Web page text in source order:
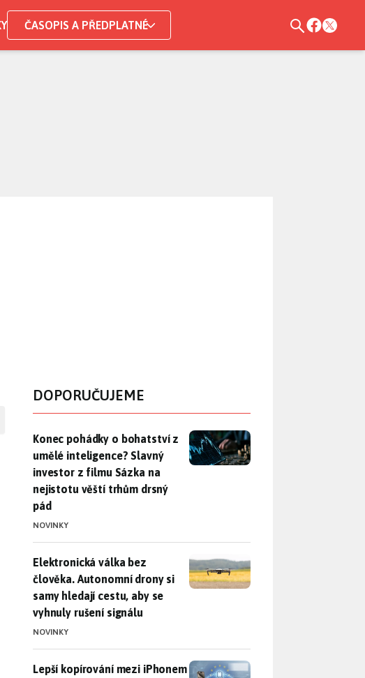
ČASOPIS A PŘEDPLATNÉ
DOPORUČUJEME
Konec pohádky o bohatství z umělé inteligence? Slavný investor
Konec pohádky o bohatství z
umělé inteligence? Slavný
investor z filmu Sázka na
nejistotu věští trhům drsný
pád
NOVINKY
Elektronická válka bez člověka. Autonomní drony si samy hledají
Elektronická válka bez
člověka. Autonomní drony si
samy hledají cestu, aby se
vyhnuly rušení signálu
NOVINKY
Lepší kopírování mezi iPhonem a Windows se blíží. Microsoft
Lepší kopírování mezi iPhonem